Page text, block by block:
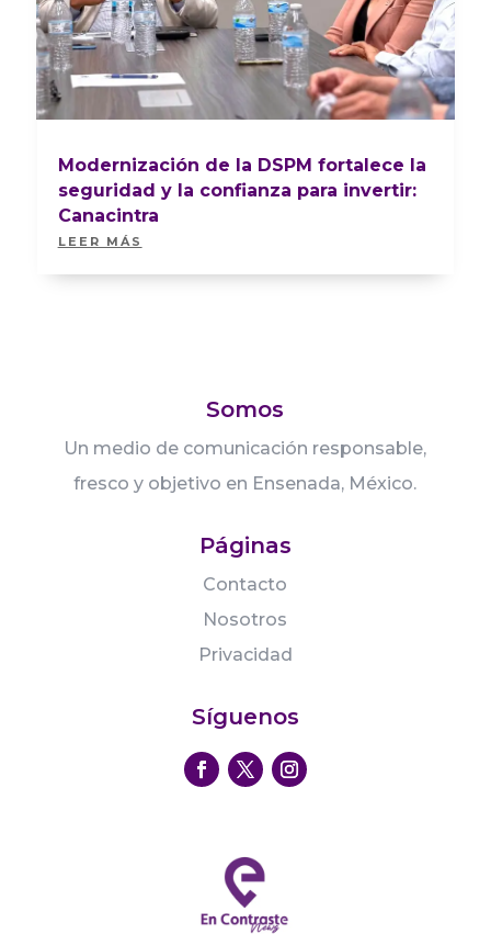
Modernización de la DSPM fortalece la
seguridad y la confianza para invertir:
Canacintra
LEER MÁS
Somos
Un medio de comunicación responsable,
fresco y objetivo en Ensenada, México.
Páginas
Contacto
Nosotros
Privacidad
Síguenos